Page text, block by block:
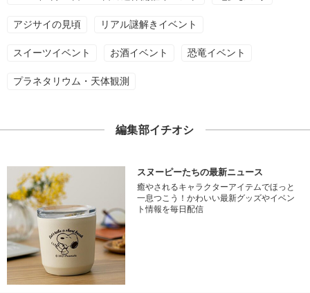
アジサイの見頃 リアル謎解きイベント
スイーツイベント お酒イベント 恐竜イベント
プラネタリウム・天体観測
編集部イチオシ
スヌーピーたちの最新ニュース
癒やされるキャラクターアイテムでほっと
一息つこう！かわいい最新グッズやイベン
ト情報を毎日配信